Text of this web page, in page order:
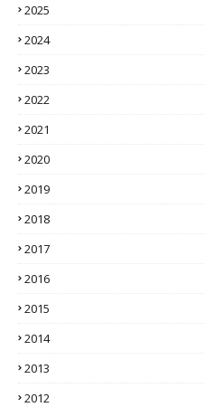
2025
2024
2023
2022
2021
2020
2019
2018
2017
2016
2015
2014
2013
2012